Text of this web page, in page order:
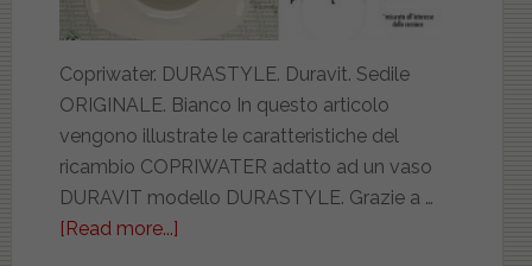
Copriwater. DURASTYLE. Duravit. Sedile
ORIGINALE. Bianco In questo articolo
vengono illustrate le caratteristiche del
ricambio COPRIWATER adatto ad un vaso
DURAVIT modello DURASTYLE. Grazie a …
[Read more...]